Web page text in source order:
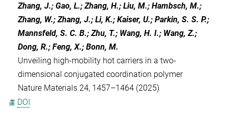
Zhang, J.; Gao, L.; Zhang, H.; Liu, M.; Hambsch, M.;
Zhang, W.; Zhang, J.; Li, K.; Kaiser, U.; Parkin, S. S. P.;
Mannsfeld, S. C. B.; Zhu, T.; Wang, H. I.; Wang, Z.;
Dong, R.; Feng, X.; Bonn, M.
Unveiling high-mobility hot carriers in a two-
dimensional conjugated coordination polymer
Nature Materials 24, 1457–1464 (2025)
DOI